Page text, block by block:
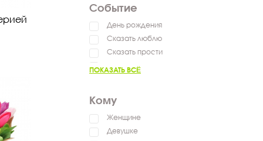
Событие
День рождения
Сказать люблю
Сказать прости
Выздоравливай
ПОКАЗАТЬ ВСЁ
Кому
Женщине
Девушке